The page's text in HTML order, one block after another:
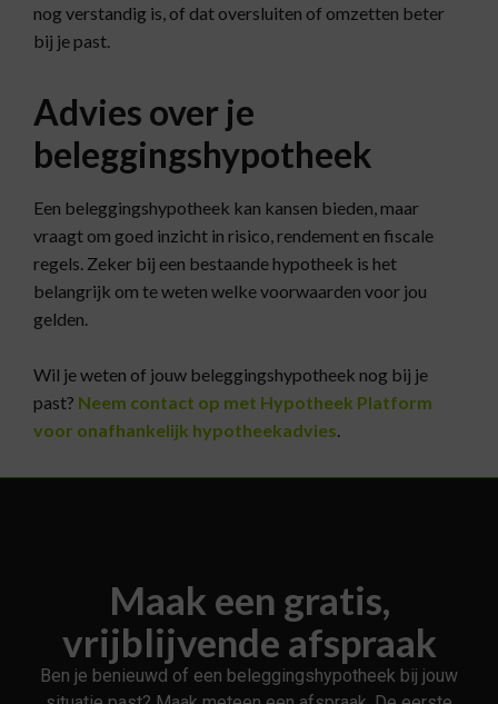
nog verstandig is, of dat oversluiten of omzetten beter
bij je past.
Advies over je
beleggingshypotheek
Een beleggingshypotheek kan kansen bieden, maar
vraagt om goed inzicht in risico, rendement en fiscale
regels. Zeker bij een bestaande hypotheek is het
belangrijk om te weten welke voorwaarden voor jou
gelden.
Wil je weten of jouw beleggingshypotheek nog bij je
past? Neem contact op met Hypotheek Platform
voor onafhankelijk hypotheekadvies
Maak een gratis,
vrijblijvende afspraak
Ben je benieuwd of een beleggingshypotheek bij jouw